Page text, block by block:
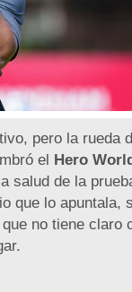
pero la rueda
el Hero
salud de la
que lo apuntala,
no tiene claro